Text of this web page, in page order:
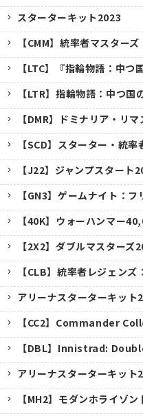
スターターキット2023
【CMM】統率者マスターズ
【LTC】『指輪物語：中
【LTR】指輪物語：中つ国
【DMR】ドミナリア・リマ
【SCD】スターター・統率
【J22】ジャンプスタート
【GN3】ゲームナイト：
【40K】ウォーハンマー
【2X2】ダブルマスターズ
【CLB】統率者レジェン
アリーナスターターキット
【CC2】Commander
【DBL】Innistrad:
アリーナスターターキット
【MH2】モダンホライゾ